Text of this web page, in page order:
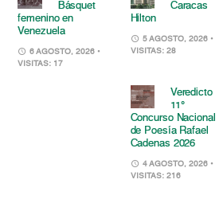
Básquet
femenino en
Venezuela
6 AGOSTO, 2026 •
VISITAS: 17
Caracas
Hilton
5 AGOSTO, 2026 •
VISITAS: 28
Veredicto
11°
Concurso Nacional
de Poesía Rafael
Cadenas 2026
4 AGOSTO, 2026 •
VISITAS: 216